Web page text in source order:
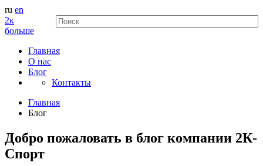
ru en
2к
больше
Главная
О нас
Блог
Контакты
Главная
Блог
Добро пожаловать в блог компании 2К-
Спорт